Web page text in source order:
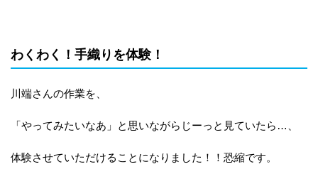
わくわく！手織りを体験！
川端さんの作業を、
「やってみたいなあ」と思いながらじーっと見ていたら…、
体験させていただけることになりました！！恐縮です。